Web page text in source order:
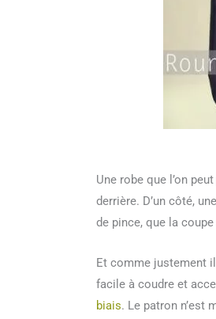
Une robe que l’on
derrière. D’un côté, une
de pince, que la
Et comme justement il
facile à coudre et
biais. Le patron n’est